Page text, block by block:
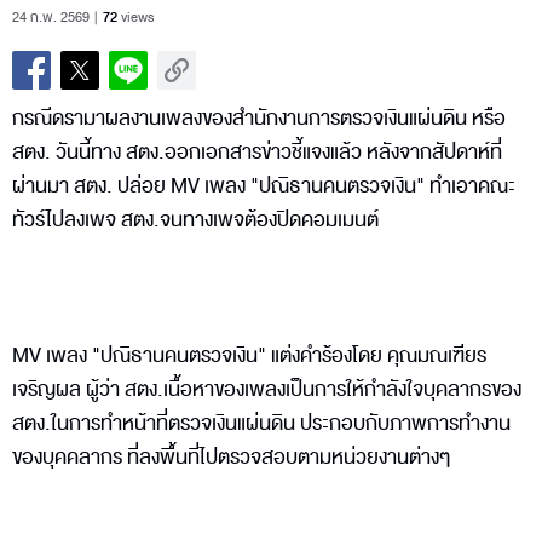
24 ก.พ. 2569 72views
กรณีดรามาผลงานเพลงของสำนักงานการตรวจเงินแผ่นดิน หรือ
สตง. วันนี้ทาง สตง.ออกเอกสารข่าวชี้แจงแล้ว หลังจากสัปดาห์ที่
ผ่านมา สตง. ปล่อย MV เพลง "ปณิธานคนตรวจเงิน" ทำเอาคณะ
ทัวร์ไปลงเพจ สตง.จนทางเพจต้องปิดคอมเมนต์
MV เพลง "ปณิธานคนตรวจเงิน" แต่งคำร้องโดย คุณมณเฑียร
เจริญผล ผู้ว่า สตง.เนื้อหาของเพลงเป็นการให้กำลังใจบุคลากรของ
สตง.ในการทำหน้าที่ตรวจเงินแผ่นดิน ประกอบกับภาพการทำงาน
ของบุคคลากร ที่ลงพื้นที่ไปตรวจสอบตามหน่วยงานต่างๆ